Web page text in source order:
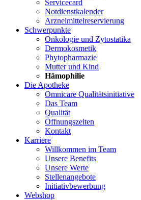
Servicecard
Notdienstkalender
Arzneimittelreservierung
Schwerpunkte
Onkologie und Zytostatika
Dermokosmetik
Phytopharmazie
Mutter und Kind
Hämophilie
Die Apotheke
Omnicare Qualitätsinitiative
Das Team
Qualität
Öffnungszeiten
Kontakt
Karriere
Willkommen im Team
Unsere Benefits
Unsere Werte
Stellenangebote
Initiativbewerbung
Webshop